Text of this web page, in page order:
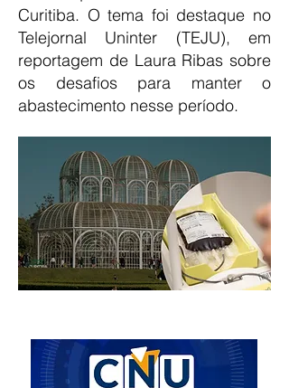
Curitiba. O tema foi destaque no
Telejornal Uninter (TEJU), em
reportagem de Laura Ribas sobre
os desafios para manter o
abastecimento nesse período.